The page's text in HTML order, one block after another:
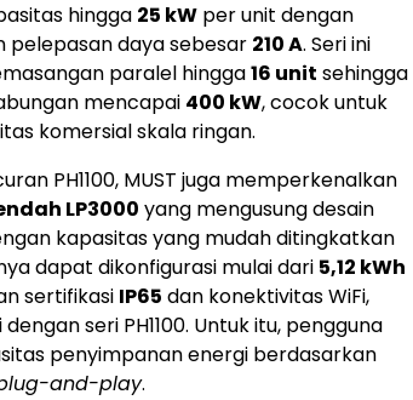
hingga 25 kW per unit dengan
pelepasan daya sebesar 210 A. Seri ini
paralel hingga16 unit sehingga
mencapai 400 kW, cocok untuk
komersial skala ringan.
PH1100, MUST juga memperkenalkan
LP3000 yang mengusung desain
kapasitas yang mudah ditingkatkan
dapat dikonfigurasi mulai dari 5,12 kWh
sertifikasi IP65 dan konektivitas WiFi,
seri PH1100. Untuk itu, pengguna
penyimpanan energi berdasarkan
and-play.